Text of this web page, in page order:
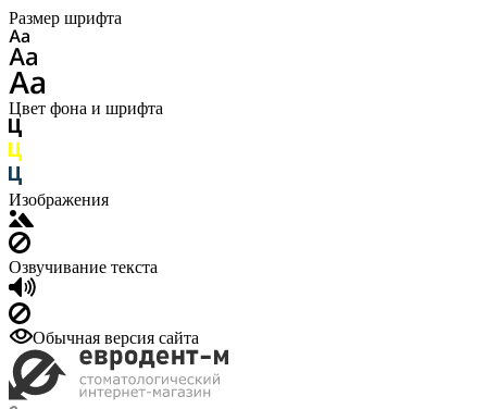
Размер шрифта
Цвет фона и шрифта
Изображения
Озвучивание текста
Обычная версия сайта